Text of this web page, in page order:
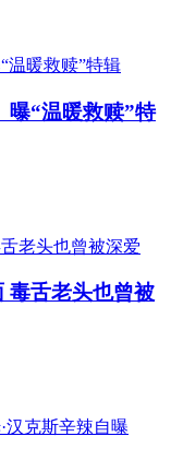
曝“温暖救赎”特
毒舌老头也曾被